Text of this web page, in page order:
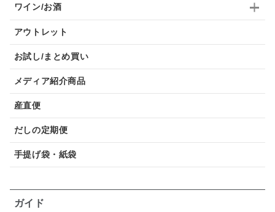
ワイン/お酒
アウトレット
お試し/まとめ買い
メディア紹介商品
産直便
だしの定期便
手提げ袋・紙袋
ガイド